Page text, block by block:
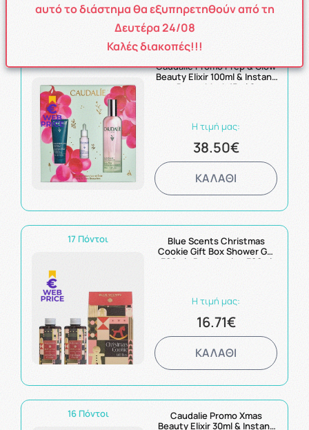
ΚΑΛΑΘΙ
39 Πόντοι
Caudalie Promo Prep & Glow
Beauty Elixir 100ml & Instant
Detox Mask 15ml &
Η τιμή μας:
38.50€
ΚΑΛΑΘΙ
17 Πόντοι
Blue Scents Christmas
Cookie Gift Box Shower Gel
300ml+ Body Lotion 300ml
Η τιμή μας:
16.71€
ΚΑΛΑΘΙ
16 Πόντοι
Caudalie Promo Xmas
Beauty Elixir 30ml & Instant
αυτό το διάστημα θα εξυπηρετηθούν από τη
Δευτέρα 24/08
Καλές διακοπές!!!